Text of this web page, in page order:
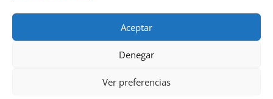
Aceptar
Denegar
Ver preferencias